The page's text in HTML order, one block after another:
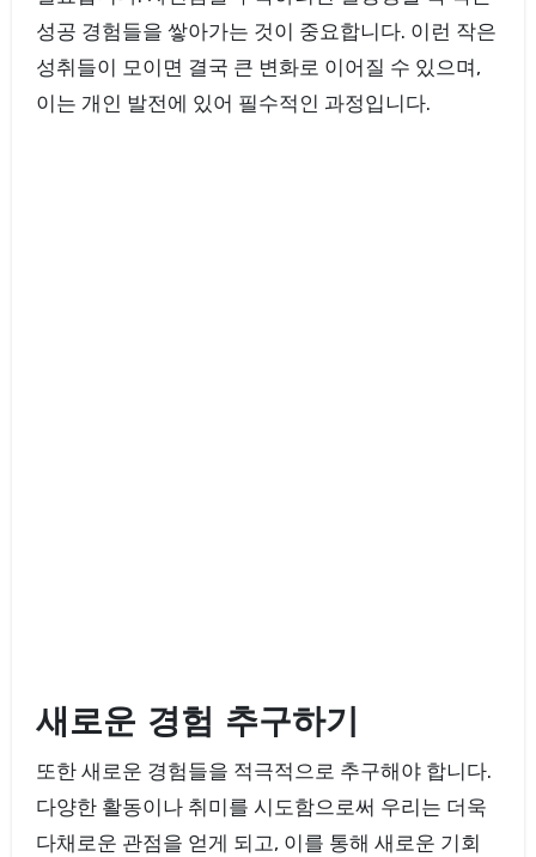
성공 경험들을 쌓아가는 것이 중요합니다. 이런 작은
성취들이 모이면 결국 큰 변화로 이어질 수 있으며,
이는 개인 발전에 있어 필수적인 과정입니다.
새로운 경험 추구하기
또한 새로운 경험들을 적극적으로 추구해야 합니다.
다양한 활동이나 취미를 시도함으로써 우리는 더욱
다채로운 관점을 얻게 되고, 이를 통해 새로운 기회